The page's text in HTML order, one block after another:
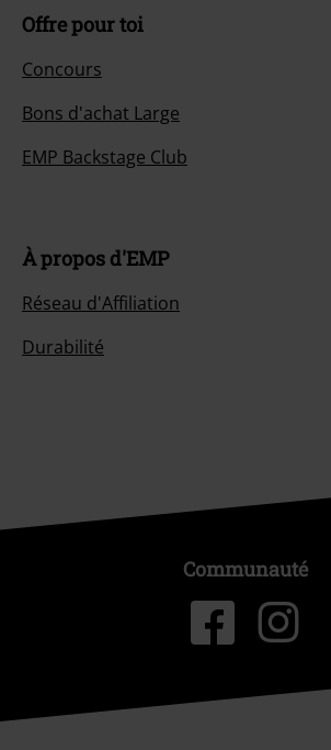
Offre pour toi
Concours
Bons d'achat Large
EMP Backstage Club
À propos d'EMP
Réseau d'Affiliation
Durabilité
Communauté